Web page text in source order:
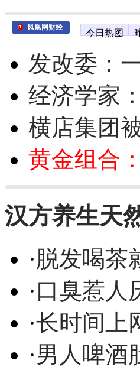
凤凰网财经
今日热图
发改委：
经济学家
横店集团
黄金组合
汉方养生天
·脱发喝茶
·口臭惹人
·长时间上
·男人啤酒